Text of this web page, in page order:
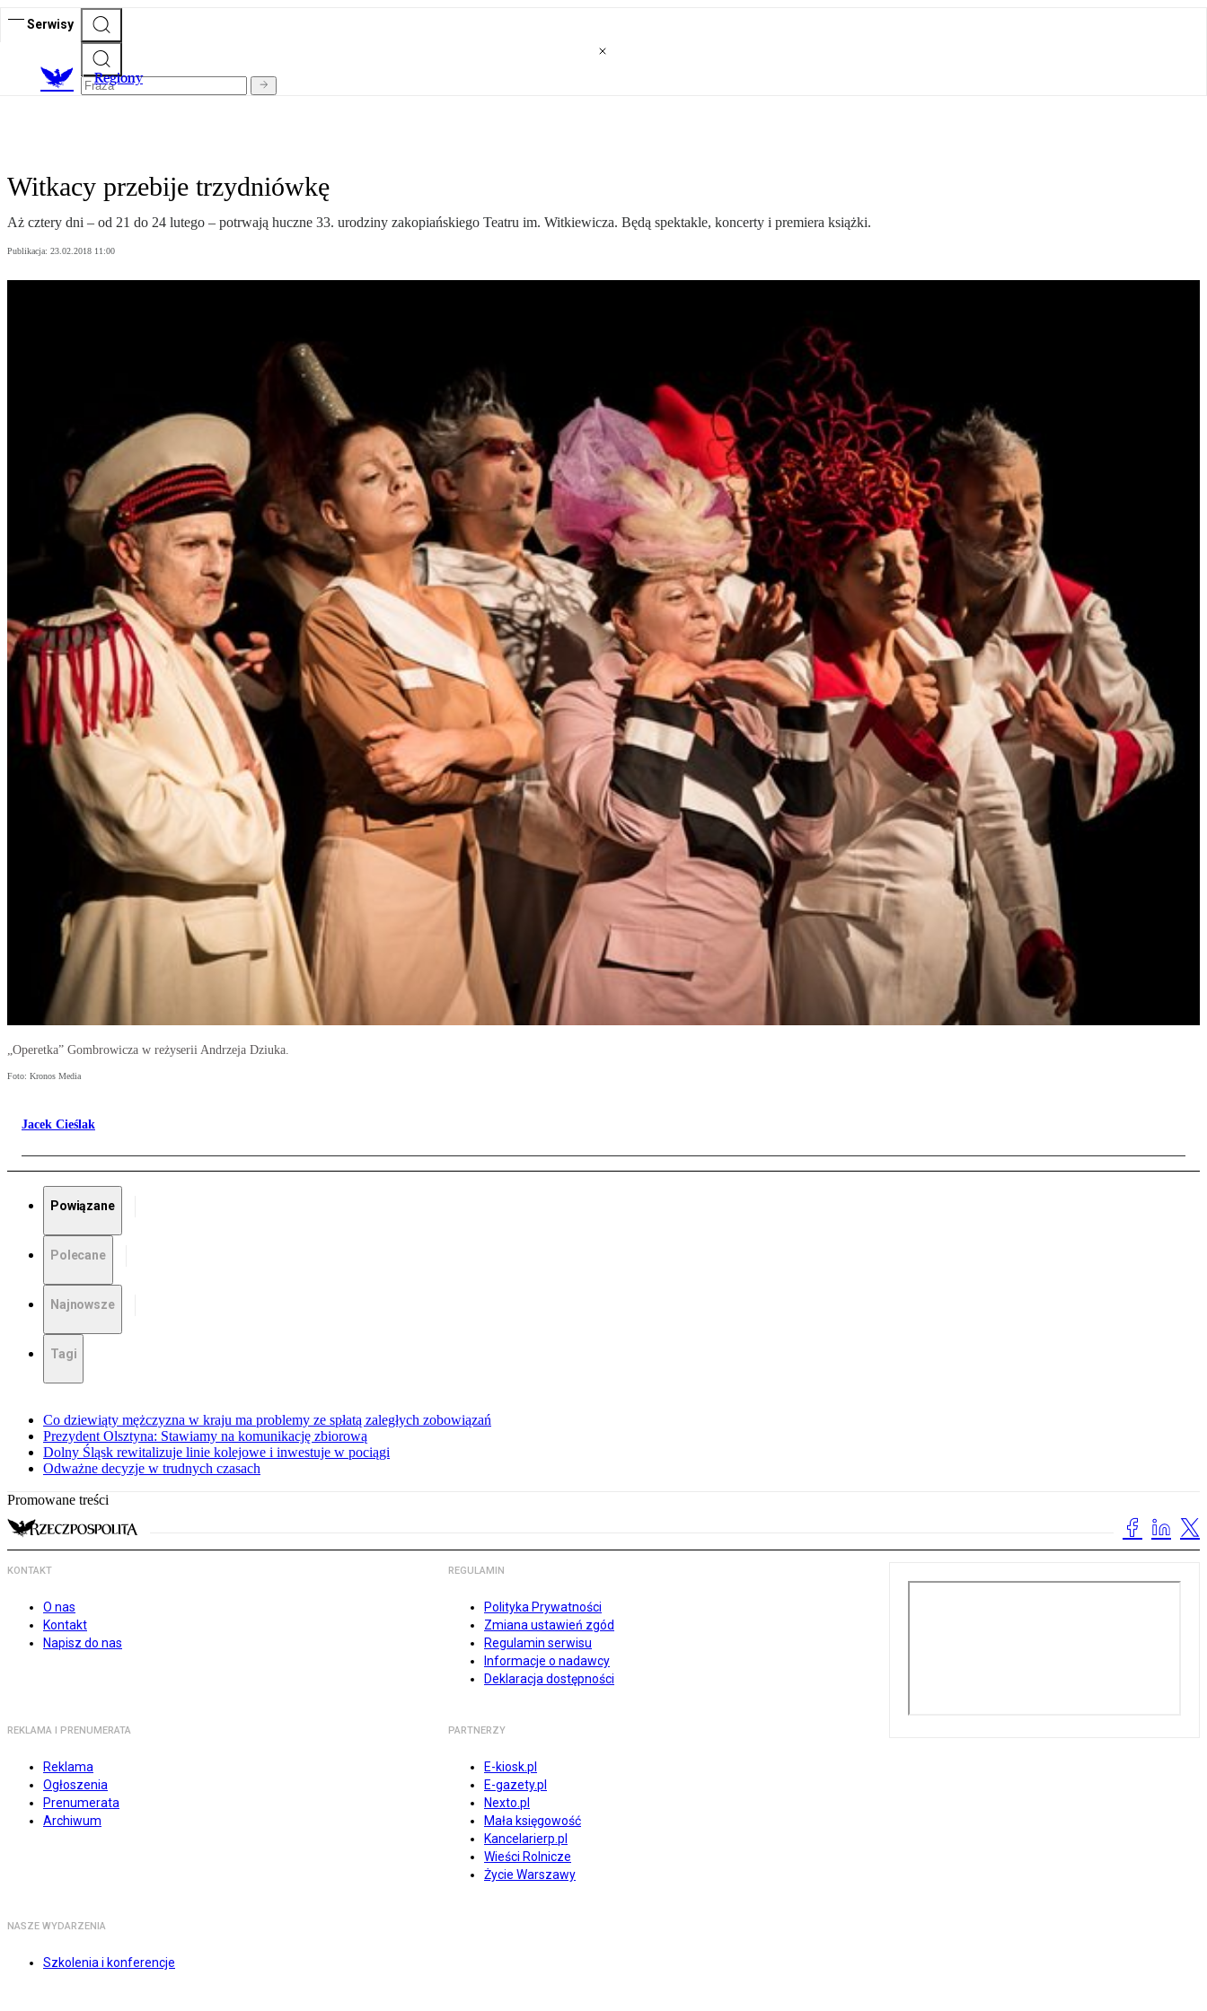
Serwisy
Regiony
Witkacy przebije trzydniówkę
Aż cztery dni – od 21 do 24 lutego – potrwają huczne 33. urodziny zakopiańskiego Teatru im. Witkiewicza. Będą spektakle, koncerty i premiera książki.
Publikacja: 23.02.2018 11:00
„Operetka” Gombrowicza w reżyserii Andrzeja Dziuka.
Foto: Kronos Media
Jacek Cieślak
Powiązane
Polecane
Najnowsze
Tagi
Co dziewiąty mężczyzna w kraju ma problemy ze spłatą zaległych zobowiązań
Prezydent Olsztyna: Stawiamy na komunikację zbiorową
Dolny Śląsk rewitalizuje linie kolejowe i inwestuje w pociągi
Odważne decyzje w trudnych czasach
Promowane treści
KONTAKT
O nas
Kontakt
Napisz do nas
REGULAMIN
Polityka Prywatności
Zmiana ustawień zgód
Regulamin serwisu
Informacje o nadawcy
Deklaracja dostępności
REKLAMA I PRENUMERATA
Reklama
Ogłoszenia
Prenumerata
Archiwum
PARTNERZY
E-kiosk.pl
E-gazety.pl
Nexto.pl
Mała księgowość
Kancelarierp.pl
Wieści Rolnicze
Życie Warszawy
NASZE WYDARZENIA
Szkolenia i konferencje